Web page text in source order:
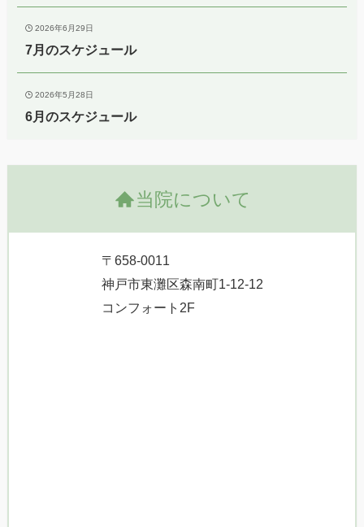
2026年6月29日
7月のスケジュール
2026年5月28日
6月のスケジュール
当院について
〒658-0011
神戸市東灘区森南町1-12-12
コンフォート2F